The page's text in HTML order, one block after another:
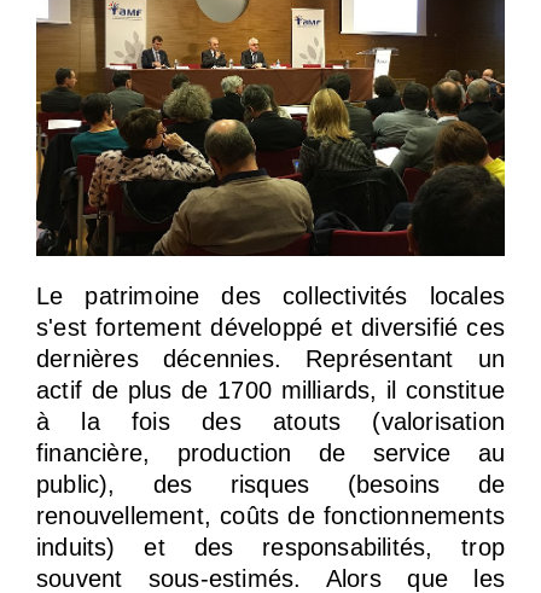
Le patrimoine des collectivités locales
s'est fortement développé et diversifié ces
dernières décennies. Représentant un
actif de plus de 1700 milliards, il constitue
à la fois des atouts (valorisation
financière, production de service au
public), des risques (besoins de
renouvellement, coûts de fonctionnements
induits) et des responsabilités, trop
souvent sous-estimés. Alors que les